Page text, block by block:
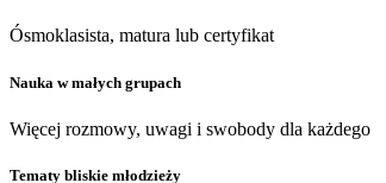
Ósmoklasista, matura lub certyfikat
Nauka w małych grupach
Więcej rozmowy, uwagi i swobody dla każdego
Tematy bliskie młodzieży